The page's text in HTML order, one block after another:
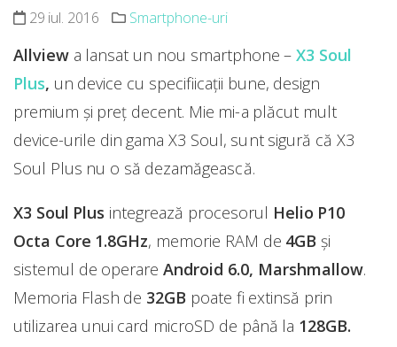
29 iul. 2016 Smartphone-uri
Allview a lansat un nou smartphone – X3 Soul
Plus, un device cu specifiicații bune, design
premium și preț decent. Mie mi-a plăcut mult
device-urile din gama X3 Soul, sunt sigură că X3
Soul Plus nu o să dezamăgească.
X3 Soul Plus integrează procesorul Helio P10
Octa Core 1.8GHz, memorie RAM de 4GB și
sistemul de operareAndroid 6.0, Marshmallow.
Memoria Flash de 32GB poate fi extinsă prin
utilizarea unui card microSD de până la 128GB.